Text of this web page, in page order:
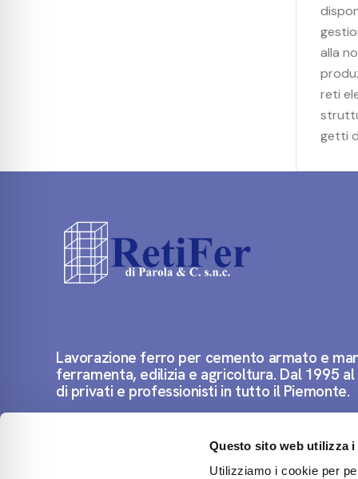
Questo sito web utilizza i
Utilizziamo i cookie per
alla
reti
getti
Lavorazione ferro per cemento armato e
ferramenta, edilizia e agricoltura. Dal 1995
di privati e professionisti in tutto il Piemonte.